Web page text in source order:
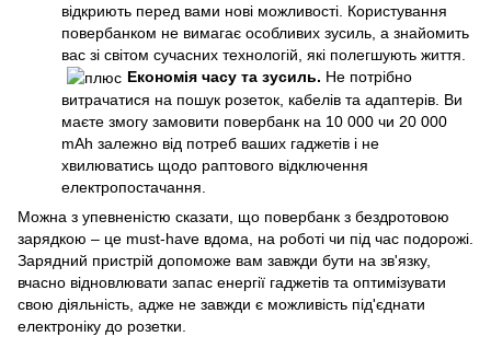
відкриють перед вами нові можливості. Користування
повербанком не вимагає особливих зусиль, а знайомить
вас зі світом сучасних технологій, які полегшують життя.
Економія часу та зусиль. Не потрібно
витрачатися на пошук розеток, кабелів та адаптерів. Ви
маєте змогу замовити повербанк на 10 000 чи 20 000
mAh залежно від потреб ваших гаджетів і не
хвилюватись щодо раптового відключення
електропостачання.
Можна з упевненістю сказати, що повербанк з бездротовою
зарядкою – це must-have вдома, на роботі чи під час подорожі.
Зарядний пристрій допоможе вам завжди бути на зв'язку,
вчасно відновлювати запас енергії гаджетів та оптимізувати
свою діяльність, адже не завжди є можливість під'єднати
електроніку до розетки.